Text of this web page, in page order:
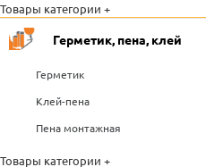
Товары категории +
Герметик, пена, клей
Герметик
Клей-пена
Пена монтажная
Товары категории +